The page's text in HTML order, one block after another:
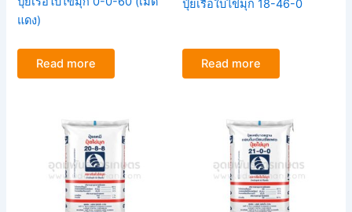
แดง)
Read more
ปุ๋ยเรือใบไข่มุก 18-46-0
Read more